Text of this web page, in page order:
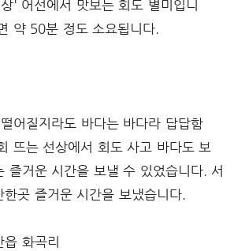
' 어선에서 맛보는 회도 별미입니
약 50분 정도 소요됩니다.
어질지라도 바다는 바다라 답답함
뜨는 선상에서 회도 사고 바다도 보
즐거운 시간을 보낼 수 있었습니다. 서
한곳 즐거운 시간을 보냈습니다.
화곡리